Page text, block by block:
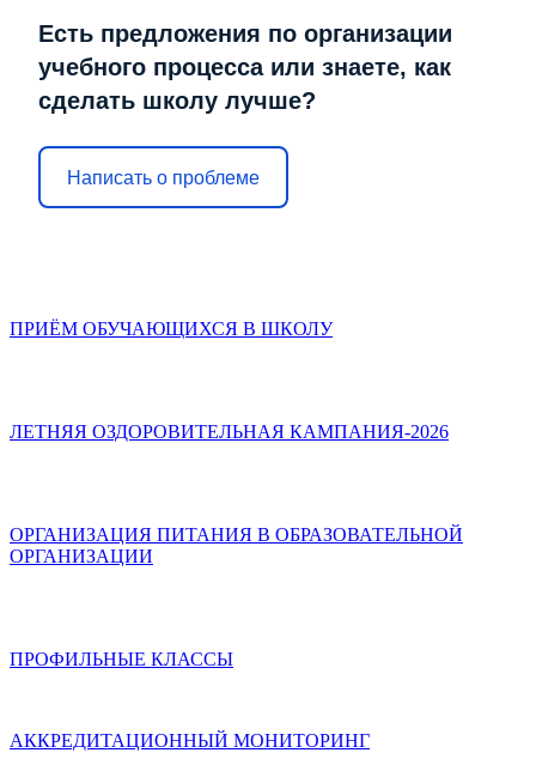
Есть предложения по организации
учебного процесса или знаете, как
сделать школу лучше?
Написать о проблеме
ПРИЁМ ОБУЧАЮЩИХСЯ В ШКОЛУ
ЛЕТНЯЯ ОЗДОРОВИТЕЛЬНАЯ КАМПАНИЯ-2026
ОРГАНИЗАЦИЯ ПИТАНИЯ В ОБРАЗОВАТЕЛЬНОЙ
ОРГАНИЗАЦИИ
ПРОФИЛЬНЫЕ КЛАССЫ
АККРЕДИТАЦИОННЫЙ МОНИТОРИНГ